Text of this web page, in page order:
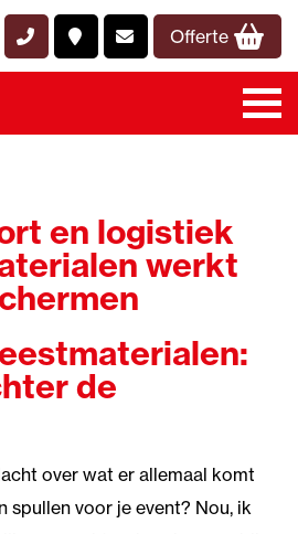
Offerte
en logistiek
werkt
de
over wat er allemaal komt
spullen voor je event? Nou, ik